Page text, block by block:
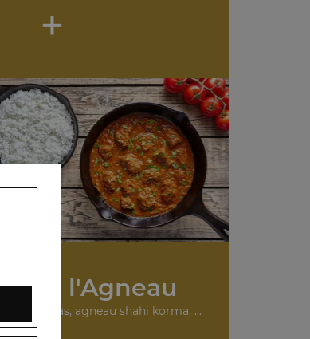
+
à l'Agneau
madras, agneau shahi korma, ...